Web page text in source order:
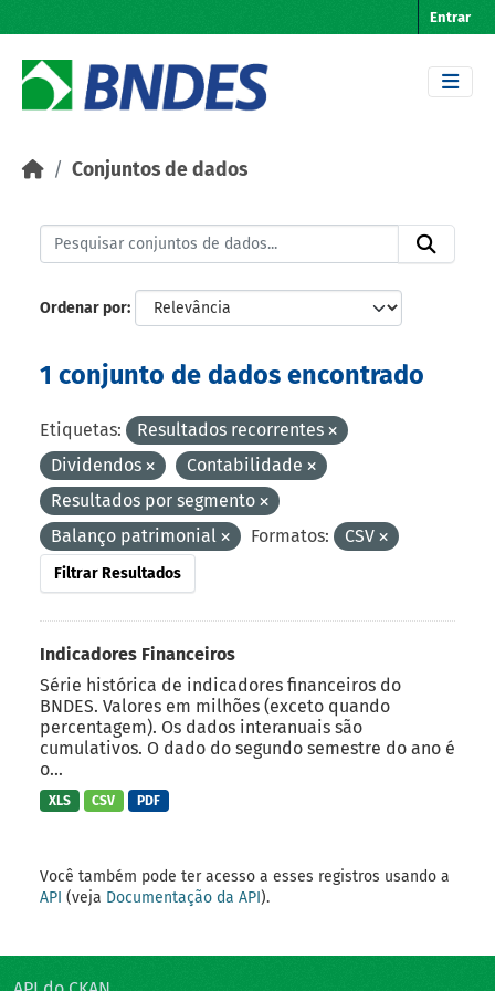
Entrar
Conjuntos de dados
Ordenar por
1 conjunto de dados encontrado
Etiquetas:
Resultados recorrentes
Dividendos
Contabilidade
Resultados por segmento
Balanço patrimonial
Formatos: CSV
Filtrar Resultados
Indicadores Financeiros
Série histórica de indicadores financeiros do
BNDES. Valores em milhões (exceto quando
percentagem). Os dados interanuais são
cumulativos. O dado do segundo semestre do ano é
o...
XLS CSV PDF
Você também pode ter acesso a esses registros usando a
API (veja Documentação da API).